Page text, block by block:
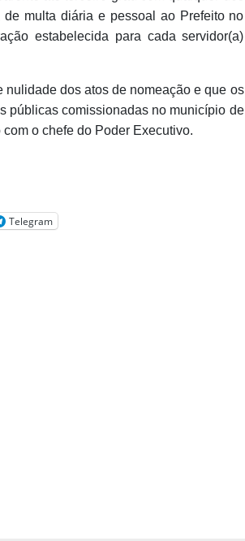
multa diária e pessoal ao Prefeito no
estabelecida para cada servidor(a)
dos atos de nomeação e que os
públicas comissionadas no município de
o chefe do Poder Executivo.
Telegram